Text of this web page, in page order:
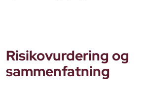
Risikovurdering og
sammenfatning